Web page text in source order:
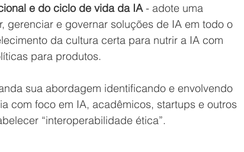
e do ciclo de vida da ​​IA - adote uma
gerenciar e governar soluções de IA em todo o
da cultura certa para nutrir a IA com
para produtos.
sua abordagem identificando e envolvendo
com foco em IA, acadêmicos, startups e outros
“interoperabilidade ética”.